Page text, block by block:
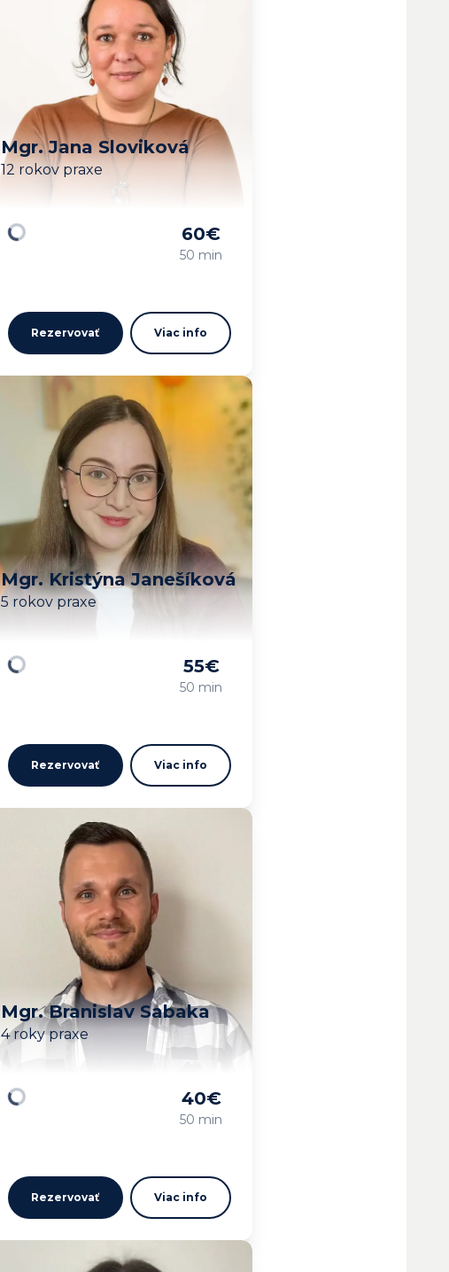
Mgr. Jana Sloviková
12 rokov praxe
60€
50 min
Rezervovať Viac info
Mgr. Kristýna Janešíková
5 rokov praxe
55€
50 min
Rezervovať Viac info
Mgr. Branislav Sabaka
4 roky praxe
40€
50 min
Rezervovať Viac info